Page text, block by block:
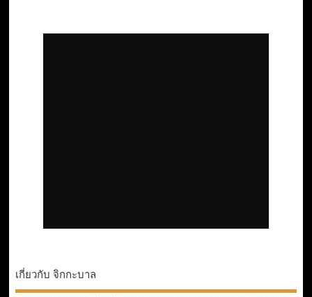
เกี่ยวกับ จิกกะบาล